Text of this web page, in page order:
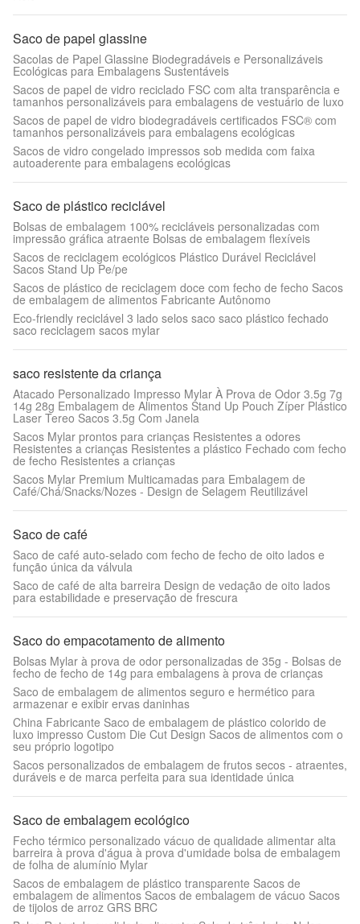
Saco de papel glassine
Sacolas de Papel Glassine Biodegradáveis e Personalizáveis
Ecológicas para Embalagens Sustentáveis
Sacos de papel de vidro reciclado FSC com alta transparência e
tamanhos personalizáveis para embalagens de vestuário de luxo
Sacos de papel de vidro biodegradáveis certificados FSC® com
tamanhos personalizáveis para embalagens ecológicas
Sacos de vidro congelado impressos sob medida com faixa
autoaderente para embalagens ecológicas
Saco de plástico reciclável
Bolsas de embalagem 100% recicláveis personalizadas com
impressão gráfica atraente Bolsas de embalagem flexíveis
Sacos de reciclagem ecológicos Plástico Durável Reciclável
Sacos Stand Up Pe/pe
Sacos de plástico de reciclagem doce com fecho de fecho Sacos
de embalagem de alimentos Fabricante Autônomo
Eco-friendly reciclável 3 lado selos saco saco plástico fechado
saco reciclagem sacos mylar
saco resistente da criança
Atacado Personalizado Impresso Mylar À Prova de Odor 3.5g 7g
14g 28g Embalagem de Alimentos Stand Up Pouch Zíper Plástico
Laser Tereo Sacos 3.5g Com Janela
Sacos Mylar prontos para crianças Resistentes a odores
Resistentes a crianças Resistentes a plástico Fechado com fecho
de fecho Resistentes a crianças
Sacos Mylar Premium Multicamadas para Embalagem de
Café/Chá/Snacks/Nozes - Design de Selagem Reutilizável
Saco de café
Saco de café auto-selado com fecho de fecho de oito lados e
função única da válvula
Saco de café de alta barreira Design de vedação de oito lados
para estabilidade e preservação de frescura
Saco do empacotamento de alimento
Bolsas Mylar à prova de odor personalizadas de 35g - Bolsas de
fecho de fecho de 14g para embalagens à prova de crianças
Saco de embalagem de alimentos seguro e hermético para
armazenar e exibir ervas daninhas
China Fabricante Saco de embalagem de plástico colorido de
luxo impresso Custom Die Cut Design Sacos de alimentos com o
seu próprio logotipo
Sacos personalizados de embalagem de frutos secos - atraentes,
duráveis e de marca perfeita para sua identidade única
Saco de embalagem ecológico
Fecho térmico personalizado vácuo de qualidade alimentar alta
barreira à prova d'água à prova d'umidade bolsa de embalagem
de folha de alumínio Mylar
Sacos de embalagem de plástico transparente Sacos de
embalagem de alimentos Sacos de embalagem de vácuo Sacos
de tijolos de arroz GRS BRC